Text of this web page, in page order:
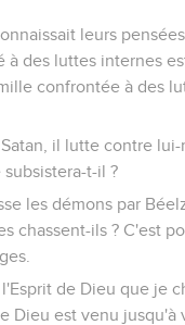
leurs
à des luttes internes
confrontée à des
Satan, il lutte contre
t-il ?
les démons par
chassent-ils ? C'est
de Dieu que je
Dieu est venu jusqu'à